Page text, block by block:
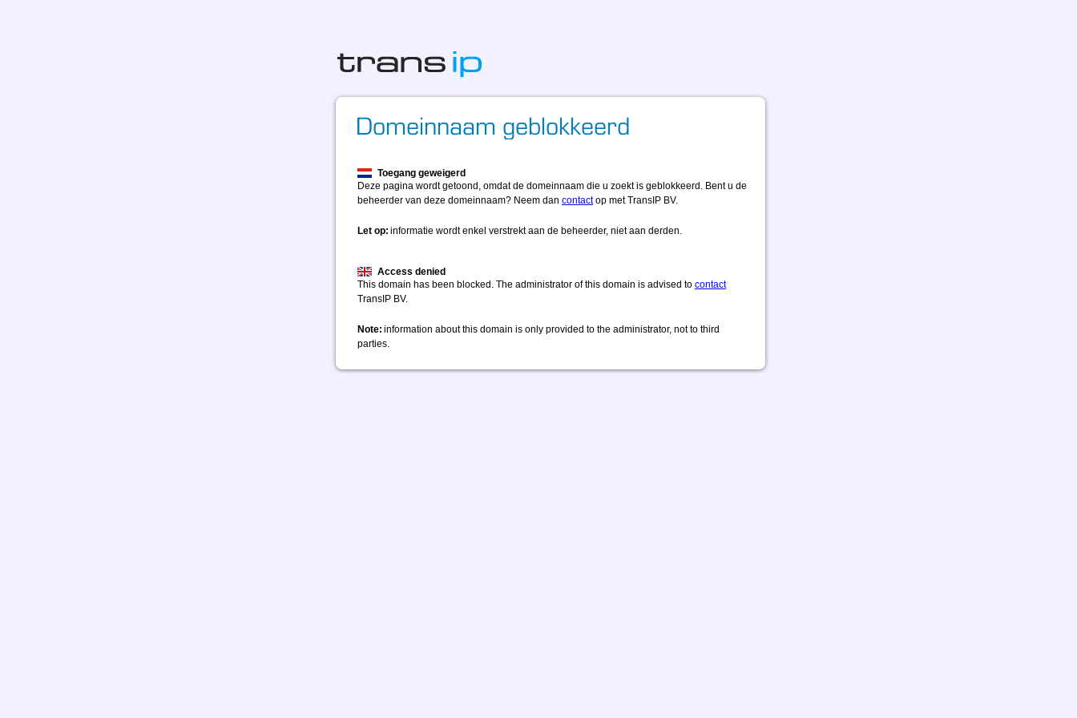
Toegang geweigerd
Deze pagina wordt getoond, omdat de domeinnaam die u zoekt is geblokkeerd. Bent u de
beheerder van deze domeinnaam? Neem dan contactop met TransIP BV.
Let op: informatie wordt enkel verstrekt aan de beheerder, niet aan derden.
Access denied
This domain has been blocked. The administrator of this domain is advised to contact
TransIP BV.
Note: information about this domain is only provided to the administrator, not to third
parties.